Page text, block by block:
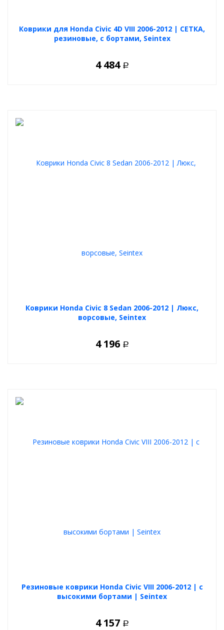
Коврики для Honda Civic 4D VIII 2006-2012 | СЕТКА,
резиновые, с бортами, Seintex
4 484 Р
Коврики Honda Civic 8 Sedan 2006-2012 | Люкс,
ворсовые, Seintex
4 196 Р
Резиновые коврики Honda Civic VIII 2006-2012 | с
высокими бортами | Seintex
4 157 Р